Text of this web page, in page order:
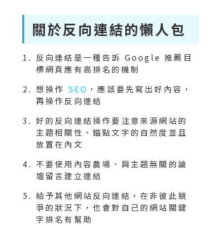
關於反向連結的懶人包
反向連結是一種告訴 Google 推薦目
標網頁應有高排名的機制
想操作 SEO ，應該要先寫出好內容，
再操作反向連結
好的反向連結操作要注意來源網站的
主題相關性、錨點文字的自然度並且
放置在內文
不要使用內容農場、與主題無關的論
壇留言建立連結
給予其他網站反向連結，在非彼此競
爭的狀況下，也會對自己的網站關鍵
字排名有幫助